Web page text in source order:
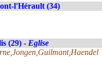
l'Hérault (34)
(29) - Eglise